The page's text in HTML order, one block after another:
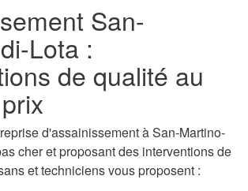
San-
Lota :
de qualité au
d'assainissement à San-Martino-
cher et proposant des interventions de
et techniciens vous proposent :